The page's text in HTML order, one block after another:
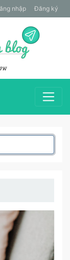
nhập Đăng ký